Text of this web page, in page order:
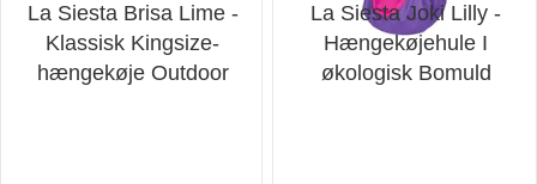
La Siesta Brisa Lime -
Klassisk Kingsize-
hængekøje Outdoor
La Siesta Joki Lilly -
Hængekøjehule I
økologisk Bomuld